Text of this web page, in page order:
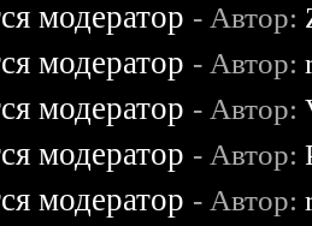
модератор - Автор:
модератор - Автор:
модератор - Автор:
модератор - Автор:
модератор - Автор: